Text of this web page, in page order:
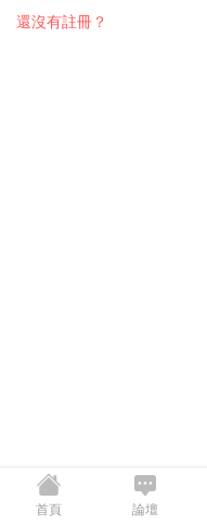
還沒有註冊？
首頁 論壇